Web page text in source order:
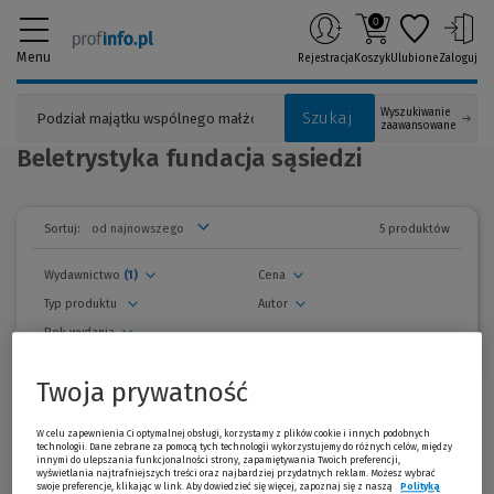
Menu
Szukaj
Wyszukiwanie
zaawansowane
Rejestracja
0
KoszykUlubioneZaloguj
Beletrystyka fundacja sąsiedzi
Sortuj: 5 produktów
Wydawnictwo (1)
Autor
Cena
Rok wydania
Typ produktu
zwiń
Wszystkie produkty
Promocja!
Twoja prywatność
W celu zapewnienia Ci optymalnej obsługi, korzystamy z plików cookie i innych podobnych
technologii. Dane zebrane za pomocą tych technologii wykorzystujemy do różnych celów, między
innymi do ulepszania funkcjonalności strony, zapamiętywania Twoich preferencji,
wyświetlania najtrafniejszych treści oraz najbardziej przydatnych reklam. Możesz wybrać
swoje preferencje, klikając w link. Aby dowiedzieć się więcej, zapoznaj się z naszą
Polityką